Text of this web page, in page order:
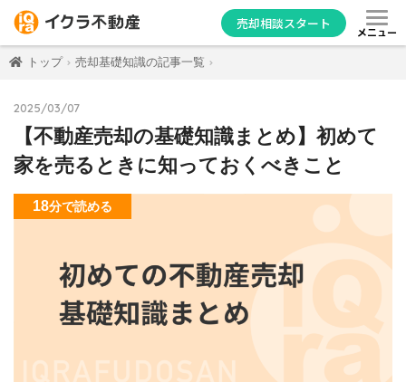
売却相談スタート
メニュー
トップ 売却基礎知識の記事一覧
2025/03/07
【不動産売却の基礎知識まとめ】初めて
家を売るときに知っておくべきこと
18分で読める